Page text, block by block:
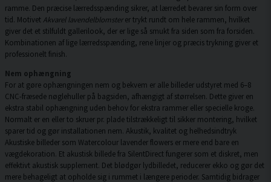
ramme. Den præcise lærredsspænding sikrer, at lærredet bevarer sin form over
tid. Motivet Akvarel lavendelblomsterer trykt rundt om hele rammen, hvilket
giver det et stilfuldt gallerilook, der er lige så smukt fra siden som fra forsiden.
Kombinationen af lige lærredsspænding, rene linjer og præcis trykning giver et
professionelt finish.
Nem ophængning
For at gøre ophængningen nem og bekvem er alle billeder udstyret med 6–8
CNC-fræsede nøglehuller på bagsiden, afhængigt af størrelsen. Dette giver en
ekstra stabil ophængning uden behov for ekstra rammer eller specielle kroge.
Normalt er en eller to skruer pr. plade tilstrækkeligt til sikker montering, hvilket
sparer tid og gør installationen nem. Akustik, kvalitet og helhedsindtryk
Akustiske billeder som Watercolour lavender flowers er mere end bare en
vægdekoration. Et akustisk billede fra SilentDirect fungerer som et diskret, men
effektivt akustisk supplement. Det blødgør lydbilledet, reducerer ekko og gør det
mere behageligt at opholde sig i rummet i længere perioder. Samtidig bidrager